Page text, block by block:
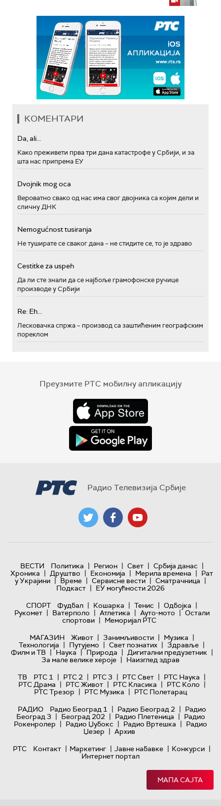
КОМЕНТАРИ
Da, ali...
Како преживети прва три дана катастрофе у Србији, и за
шта нас припрема ЕУ
Dvojnik mog oca
Вероватно свако од нас има свог двојника са којим дели и
сличну ДНК
Nemogućnost tusiranja
Не туширате се сваког дана – не стидите се, то је здраво
Cestitke za uspeh
Да ли сте знали да се најбоље грамофонске ручице
производе у Србији
Re: Eh...
Лесковачка спржа – производ са заштићеним географским
пореклом
Преузмите РТС мобилну апликацију
Радио Телевизија Србије
ВЕСТИ Политика | Регион | Свет | Србија данас |
Хроника | Друштво | Економија | Мерила времена | Рат
у Украјини | Време | Сервисне вести | Сматрачница |
Подкаст | ЕУ могућности 2026
СПОРТ
Фудбал | Кошарка | Тенис | Одбојка |
Рукомет | Ватерполо | Атлетика | Ауто-мото | Остали
спортови | Меморијал РТС
МАГАЗИН
Живот | Занимљивости | Музика |
Технологијa | Путујемо | Свет познатих | Здравље |
Филм и ТВ | Наука | Природа | Дигитални предузетник |
За мале велике хероје | Наизглед здрав
ТВ
РТС 1 | РТС 2 | РТС 3 | РТС Свет | РТС Наука |
РТС Драма | РТС Живот | РТС Класика | РТС Коло |
РТС Трезор | РТС Музика | РТС Полетарац
РАДИО
Радио Београд 1 | Радио Београд 2 | Радио
Београд 3 | Београд 202 | Радио Плетеница | Радио
Рокенролер | Радио Џубокс | Радио Вртешка | Радио
Џезер | Архив
РТС
Контакт | Маркетинг | Јавне набавке | Конкурси |
Интернет портал
МАПА САЈТА